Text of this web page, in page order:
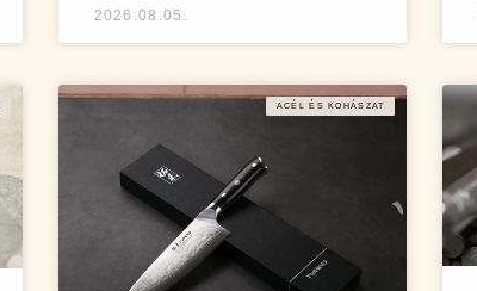
2026.08.05.
ACÉL ÉS KOHÁSZAT